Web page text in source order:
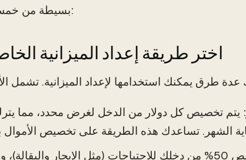
بسيطة من خمس خطوات:
1. اختر طريقة إعداد الميزانية
: يتم تخصيص كل دولار من الدخل لغرض محدد، مما